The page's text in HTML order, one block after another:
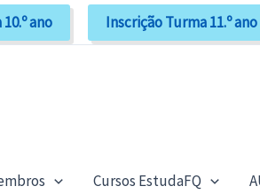
ano Inscrição Turma 11.º ano
Cursos EstudaFQ